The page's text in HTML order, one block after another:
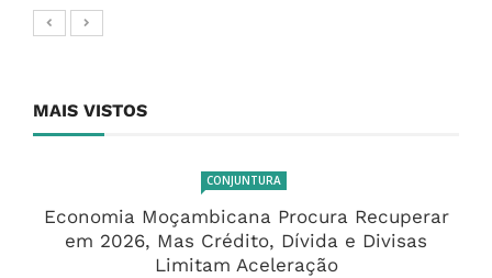
MAIS VISTOS
CONJUNTURA
Economia Moçambicana Procura Recuperar
em 2026, Mas Crédito, Dívida e Divisas
Limitam Aceleração